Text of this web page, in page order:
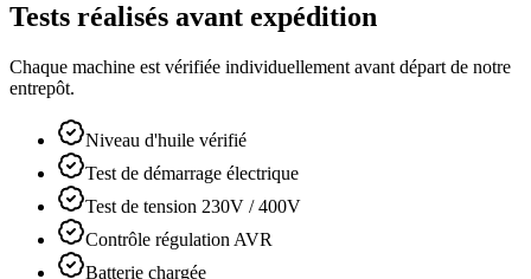
Tests réalisés avant expédition
Chaque machine est vérifiée individuellement avant départ de notre
entrepôt.
Niveau d'huile vérifié
Test de démarrage électrique
Test de tension 230V / 400V
Contrôle régulation AVR
Batterie chargée